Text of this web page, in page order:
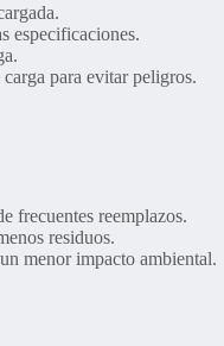
especificaciones.
para evitar peligros.
frecuentes reemplazos.
residuos.
menor impacto ambiental.